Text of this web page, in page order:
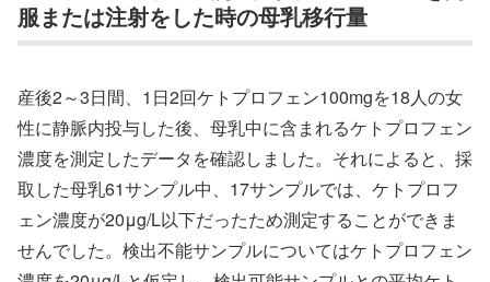
服または注射をした時の母乳移行量
産後2～3日間、1日2回ケトプロフェン100mgを18人の女
性に静脈内投与した後、母乳中に含まれるケトプロフェン
濃度を測定したデータを確認しました。それによると、採
取した母乳61サンプル中、17サンプルでは、ケトプロフ
ェン濃度が20μg/L以下だったため測定することができま
せんでした。検出不能サンプルについてはケトプロフェン